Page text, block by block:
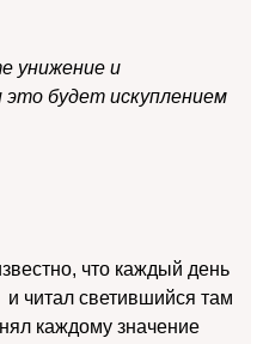
унижение и
это будет искуплением
что каждый день
читал светившийся там
каждому значение